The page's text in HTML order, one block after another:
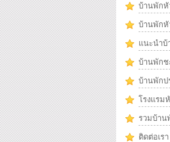
บ้านพัก
บ้านพักหั
แนะนำ
บ้านพักช
บ้านพัก
โรงแรม
รวมบ้า
ติดต่อเรา